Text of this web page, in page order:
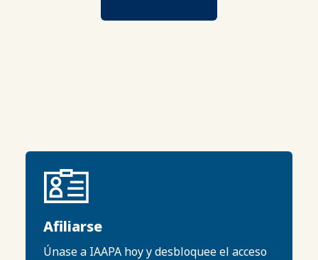
Afiliarse
Únase a IAAPA hoy y desbloquee el acceso